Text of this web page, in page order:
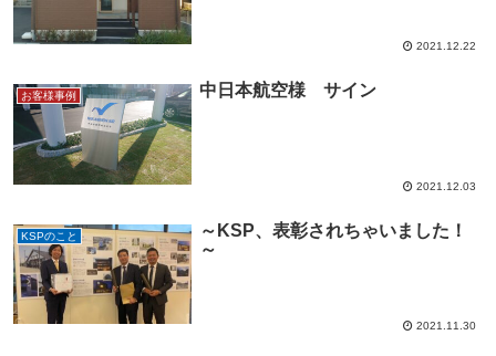
― Scroll
2021.12.22
お客様事例 中日本航空様 サイン
2021.12.03
KSPのこと
～KSP、表彰されちゃいました！
～
2021.11.30